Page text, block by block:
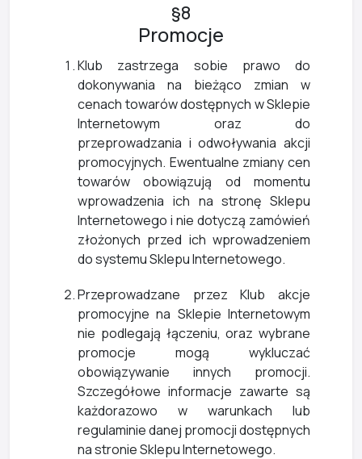
§8
Promocje
Klub zastrzega sobie prawo do
dokonywania na bieżąco zmian w
cenach towarów dostępnych w Sklepie
Internetowym oraz do
przeprowadzania i odwoływania akcji
promocyjnych. Ewentualne zmiany cen
towarów obowiązują od momentu
wprowadzenia ich na stronę Sklepu
Internetowego i nie dotyczą zamówień
złożonych przed ich wprowadzeniem
do systemu Sklepu Internetowego.
Przeprowadzane przez Klub akcje
promocyjne na Sklepie Internetowym
nie podlegają łączeniu, oraz wybrane
promocje mogą wykluczać
obowiązywanie innych promocji.
Szczegółowe informacje zawarte są
każdorazowo w warunkach lub
regulaminie danej promocji dostępnych
na stronie Sklepu Internetowego.